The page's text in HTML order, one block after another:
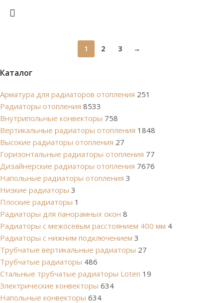
Каталог
Арматура для радиаторов отопления 251
Радиаторы отопления 8533
Внутрипольные конвекторы 758
Вертикальные радиаторы отопления 1848
Высокие радиаторы отопления 27
Горизонтальные радиаторы отопления 77
Дизайнерские радиаторы отопления 7676
Напольные радиаторы отопления 3
Низкие радиаторы 3
Плоские радиаторы 1
Радиаторы для панорамных окон 8
Радиаторы с межосевым расстоянием 400 мм 4
Радиаторы с нижним подключением 3
Трубчатые вертикальные радиаторы 27
Трубчатые радиаторы 486
Cтальные трубчатые радиаторы Loten 19
Электрические конвекторы 634
Напольные конвекторы 634
1 2 3 →